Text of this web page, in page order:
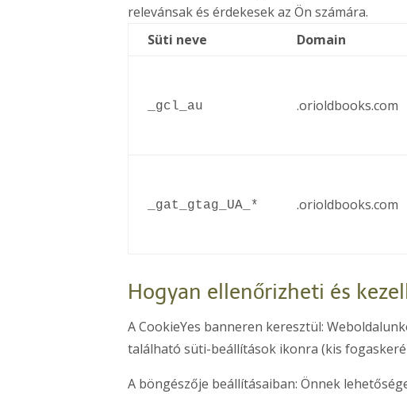
relevánsak és érdekesek az Ön számára.
Süti neve
Domain
_gcl_au .orioldbooks.com
_gat_gtag_UA_* .orioldbooks.com
Hogyan ellenőrizheti és
A CookieYes banneren keresztül:
található süti-beállítások ikonra (kis
A böngészője beállításaiban: Önnek